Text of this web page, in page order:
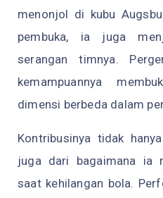
menonjol di kubu
pembuka, ia juga
serangan timnya.
kemampuannya
dimensi berbeda dalam
Kontribusinya tidak
juga dari bagaimana ia
saat kehilangan bola.